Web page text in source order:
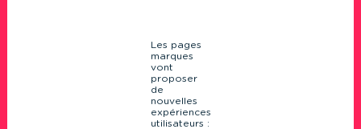
Les pages
marques
vont
proposer
de
nouvelles
expériences
utilisateurs :